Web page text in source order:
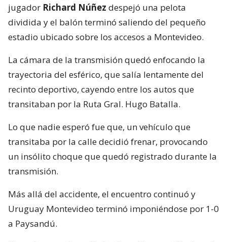
jugador Richard Núñez despejó una pelota
dividida y el balón terminó saliendo del pequeño
estadio ubicado sobre los accesos a Montevideo.
La cámara de la transmisión quedó enfocando la
trayectoria del esférico, que salía lentamente del
recinto deportivo, cayendo entre los autos que
transitaban por la Ruta Gral. Hugo Batalla.
Lo que nadie esperó fue que, un vehículo que
transitaba por la calle decidió frenar, provocando
un insólito choque que quedó registrado durante la
transmisión.
Más allá del accidente, el encuentro continuó y
Uruguay Montevideo terminó imponiéndose por 1-0
a Paysandú.